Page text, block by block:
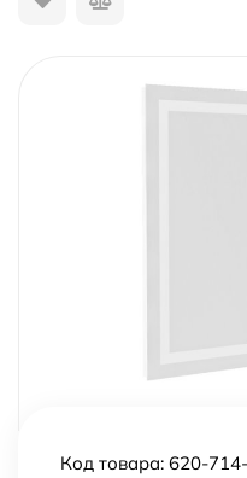
Код товара: 620-